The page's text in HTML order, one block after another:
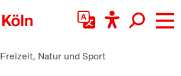
Freizeit, Natur und Sport